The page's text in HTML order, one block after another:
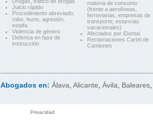
Juicio rápido
Procedimiento abreviado,
robo, hurto, agresión,
estafa
Violencia de género
Defensa en fase de
instrucción
materia de consumo
(frente a aerolíneas,
ferroviarias, empresas de
transporte, estancias
vacacionales)
Afectados por iDental
Reclamaciones Cartel de
Camiones
Abogados en: Álava Alicante Ávila Baleares
Privacidad